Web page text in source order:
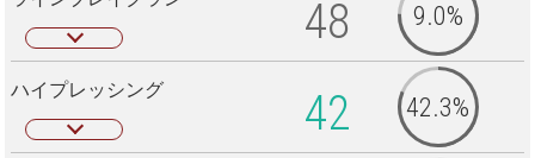
48 9.0%
ハイプレッシング 42 42.3%